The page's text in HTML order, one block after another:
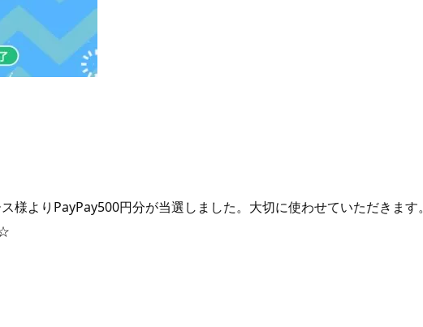
様よりPayPay500円分が当選しました。大切に使わせていただきます。